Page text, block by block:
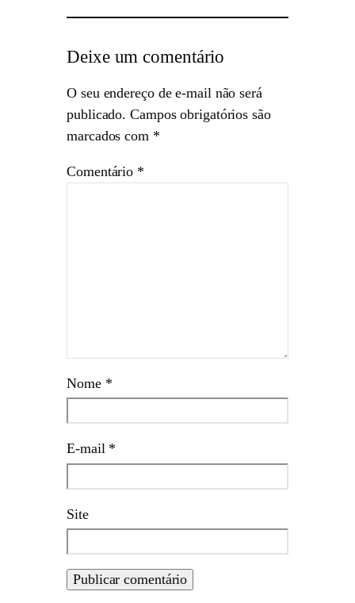
Deixe um comentário
O seu endereço de e-mail não será
publicado. Campos obrigatórios são
marcados com *
Comentário *
Nome *
E-mail *
Site